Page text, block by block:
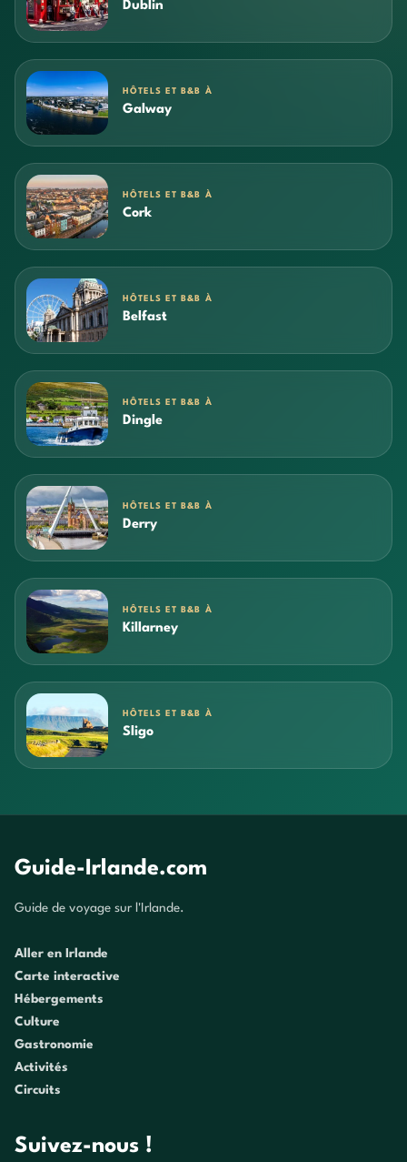
Dublin
HÔTELS ET B&B À
Galway
HÔTELS ET B&B À
Cork
HÔTELS ET B&B À
Belfast
HÔTELS ET B&B À
Dingle
HÔTELS ET B&B À
Derry
HÔTELS ET B&B À
Killarney
HÔTELS ET B&B À
Sligo
Guide-Irlande.com
Guide de voyage sur l'Irlande.
Aller en Irlande
Carte interactive
Hébergements
Culture
Gastronomie
Activités
Circuits
Suivez-nous !